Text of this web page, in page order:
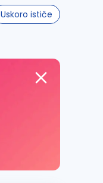
Uskoro ističe